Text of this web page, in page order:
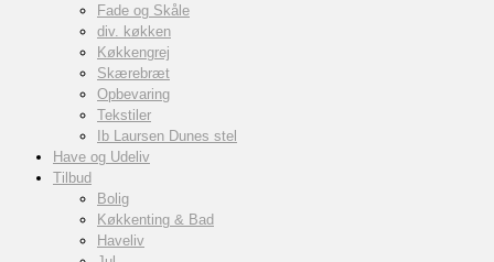
Fade og Skåle
div. køkken
Køkkengrej
Skærebræt
Opbevaring
Tekstiler
Ib Laursen Dunes stel
Have og Udeliv
Tilbud
Bolig
Køkkenting & Bad
Haveliv